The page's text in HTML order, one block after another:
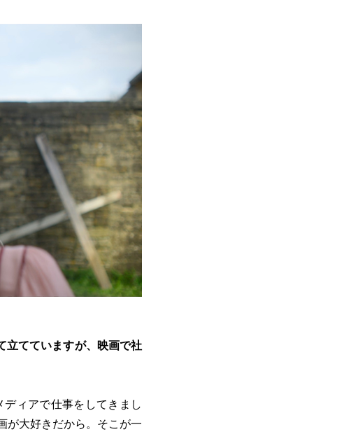
立てていますが、映画で社
ィアで仕事をしてきまし
が大好きだから。そこが一